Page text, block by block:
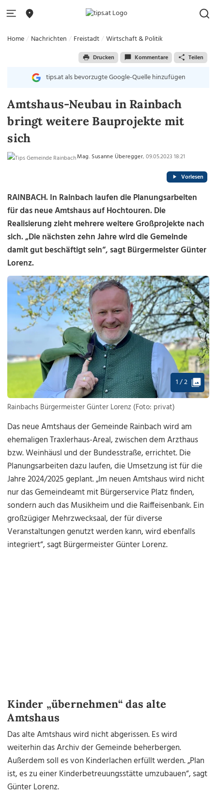
Home Nachrichten Freistadt Wirtschaft & Politik
Drucken Kommentare Teilen
tips.at als bevorzugte Google-Quelle hinzufügen
Amtshaus-Neubau in Rainbach
bringt weitere Bauprojekte mit
sich
Mag. Susanne Überegger, 09.05.2023 18:21
Vorlesen
RAINBACH.In Rainbach laufen die Planungsarbeiten
für das neue Amtshaus auf Hochtouren. Die
Realisierung zieht mehrere weitere Großprojekte nach
sich. „Die nächsten zehn Jahre wird die Gemeinde
damit gut beschäftigt sein“, sagt Bürgermeister Günter
Lorenz.
1 / 2
Rainbachs Bürgermeister Günter Lorenz (Foto: privat)
Das neue Amtshaus der Gemeinde Rainbach wird am
ehemaligen Traxlerhaus-Areal, zwischen dem Arzthaus
bzw. Weinhäusl und der Bundesstraße, errichtet. Die
Planungsarbeiten dazu laufen, die Umsetzung ist für die
Jahre 2024/2025 geplant. „Im neuen Amtshaus wird nicht
nur das Gemeindeamt mit Bürgerservice Platz finden,
sondern auch das Musikheim und die Raiffeisenbank. Ein
großzügiger Mehrzwecksaal, der für diverse
Veranstaltungen genutzt werden kann, wird ebenfalls
integriert“, sagt Bürgermeister Günter Lorenz.
Kinder „übernehmen“ das alte
Amtshaus
Das alte Amtshaus wird nicht abgerissen. Es wird
weiterhin das Archiv der Gemeinde beherbergen.
Außerdem soll es von Kinderlachen erfüllt werden. „Plan
ist, es zu einer Kinderbetreuungsstätte umzubauen“, sagt
Günter Lorenz.